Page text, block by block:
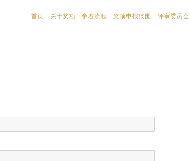
首页 关于奖项 参赛流程 奖项申报范围 评审委员会